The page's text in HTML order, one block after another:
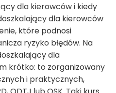
dla kierowców i kiedy
dla kierowców
które podnosi
ryzyko błędów. Na
dla
krótko: to zorganizowany
i praktycznych,